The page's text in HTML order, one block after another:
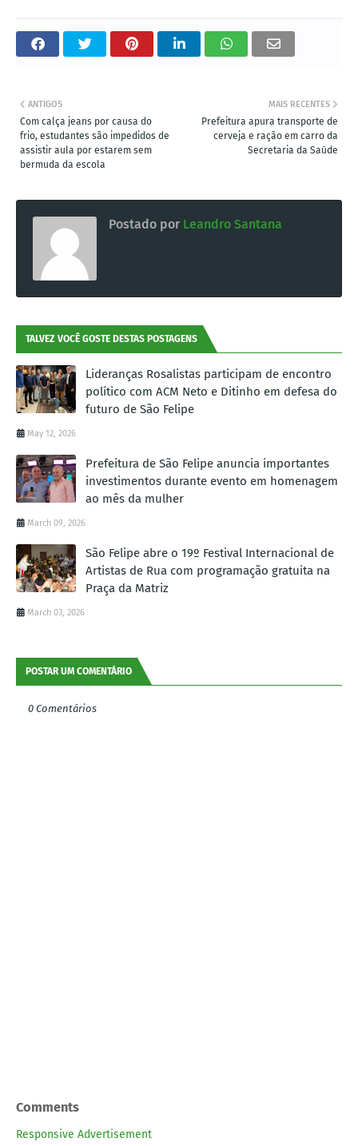
MAIS RECENTES
Prefeitura apura transporte de
cerveja e ração em carro da
Secretaria da Saúde
ANTIGOS
Com calça jeans por causa do
frio, estudantes são impedidos de
assistir aula por estarem sem
bermuda da escola
Postado por Leandro Santana
TALVEZ VOCÊ GOSTE DESTAS POSTAGENS
Lideranças Rosalistas participam de encontro
político com ACM Neto e Ditinho em defesa do
futuro de São Felipe
May 12, 2026
Prefeitura de São Felipe anuncia importantes
investimentos durante evento em homenagem
ao mês da mulher
March 09, 2026
São Felipe abre o 19º Festival Internacional de
Artistas de Rua com programação gratuita na
Praça da Matriz
March 03, 2026
POSTAR UM COMENTÁRIO
0 Comentários
Comments
Responsive Advertisement